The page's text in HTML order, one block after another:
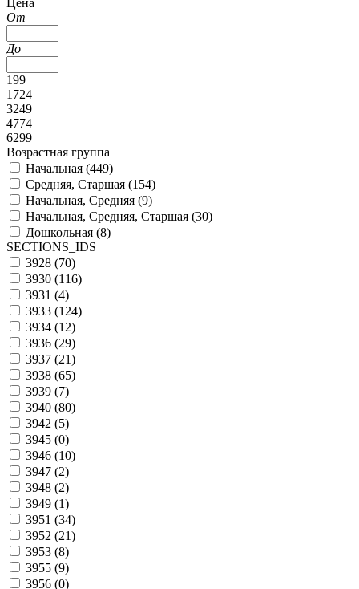
Цена
От
До
199
1724
3249
4774
6299
Возрастная группа
Начальная (449)
Средняя, Старшая (154)
Начальная, Средняя (9)
Начальная, Средняя, Старшая (30)
Дошкольная (8)
SECTIONS_IDS
3928 (70)
3930 (116)
3931 (4)
3933 (124)
3934 (12)
3936 (29)
3937 (21)
3938 (65)
3939 (7)
3940 (80)
3942 (5)
3945 (0)
3946 (10)
3947 (2)
3948 (2)
3949 (1)
3951 (34)
3952 (21)
3953 (8)
3955 (9)
3956 (0)